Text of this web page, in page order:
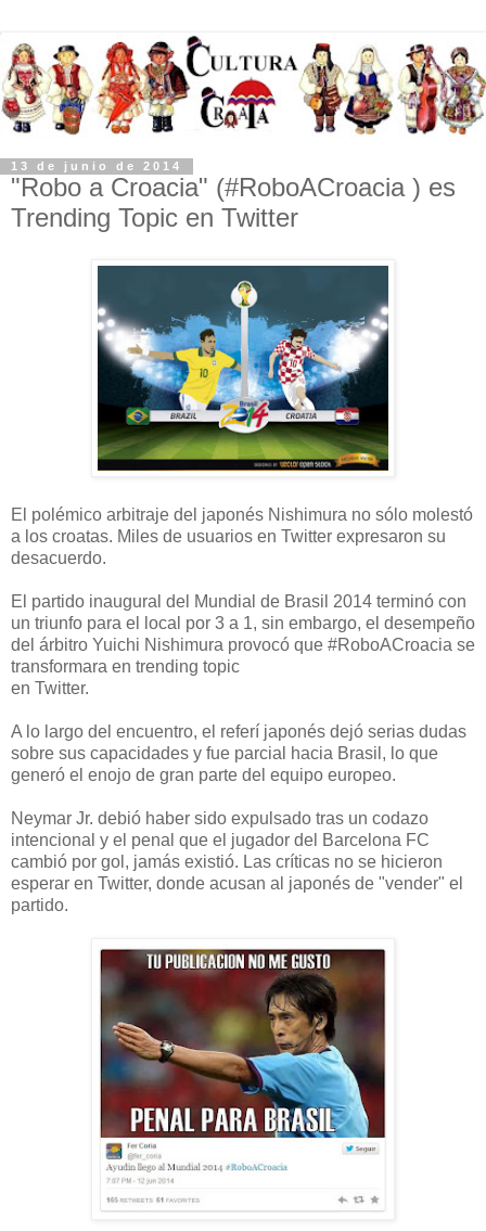
13 de junio de 2014
"Robo a Croacia" (#RoboACroacia ) es
Trending Topic en Twitter
El polémico arbitraje del japonés Nishimura no sólo molestó
a los croatas. Miles de usuarios en Twitter expresaron su
desacuerdo.
El partido inaugural del Mundial de Brasil 2014 terminó con
un triunfo para el local por 3 a 1, sin embargo, el desempeño
del árbitro Yuichi Nishimura provocó que #RoboACroacia se
transformara en trending topic
en Twitter.
A lo largo del encuentro, el referí japonés dejó serias dudas
sobre sus capacidades y fue parcial hacia Brasil, lo que
generó el enojo de gran parte del equipo europeo.
Neymar Jr. debió haber sido expulsado tras un codazo
intencional y el penal que el jugador del Barcelona FC
cambió por gol, jamás existió. Las críticas no se hicieron
esperar en Twitter, donde acusan al japonés de "vender" el
partido.